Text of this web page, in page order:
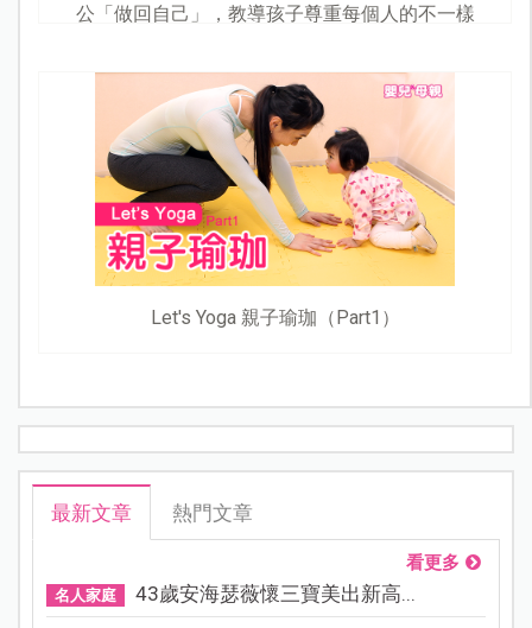
公「做回自己」，教導孩子尊重每個人的不一樣
Let's Yoga 親子瑜珈（Part1）
最新文章 熱門文章
看更多
名人家庭 43歲安海瑟薇懷三寶美出新高...